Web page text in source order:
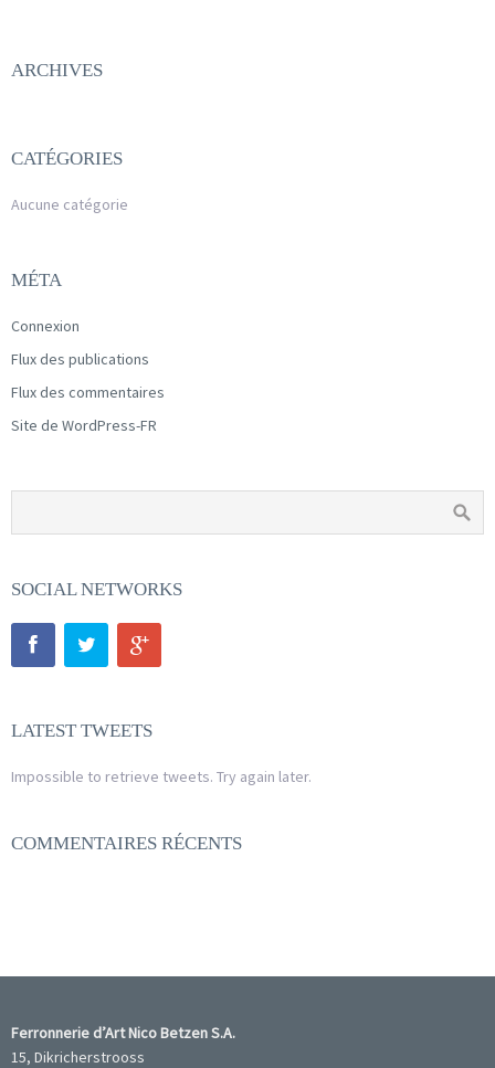
ARCHIVES
CATÉGORIES
Aucune catégorie
MÉTA
Connexion
Flux des publications
Flux des commentaires
Site de WordPress-FR
SOCIAL NETWORKS
LATEST TWEETS
Impossible to retrieve tweets. Try again later.
COMMENTAIRES RÉCENTS
Ferronnerie d’Art Nico Betzen S.A.
15, Dikricherstrooss